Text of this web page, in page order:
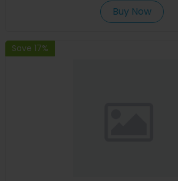
Buy Now
Save 17%